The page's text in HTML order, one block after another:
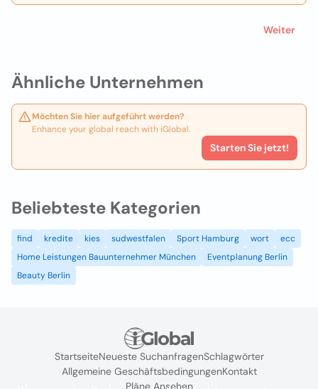
Ähnliche Unternehmen
Möchten Sie hier aufgeführt werden?
Enhance your global reach with iGlobal.
Starten Sie jetzt!
Weiter
Beliebteste Kategorien
find kredite kies sudwestfalen Sport Hamburg wort
ecc
Home Leistungen Bauunternehmer München
Eventplanung Berlin
Beauty Berlin
StartseiteNeueste SuchanfragenSchlagwörter
Allgemeine GeschäftsbedingungenKontakt
Pläne Ansehen